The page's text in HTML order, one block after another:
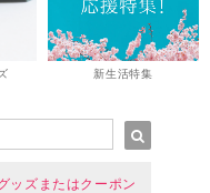
新生活特集
ズまたはクーポン